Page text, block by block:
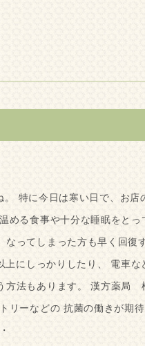
特に今日は寒い日で、お店
める食事や十分な睡眠をとっ
ってしまった方も早く回復
にしっかりしたり、 電車な
方法もあります。 漢方薬局
ーなどの 抗菌の働きが期